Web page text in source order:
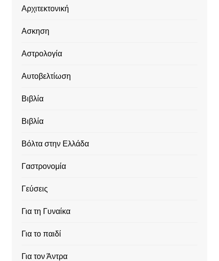
Αρχιτεκτονική
Ασκηση
Αστρολογία
Αυτοβελτίωση
Βιβλία
Βιβλία
Βόλτα στην Ελλάδα
Γαστρονομία
Γεύσεις
Για τη Γυναίκα
Για το παιδί
Για τον Άντρα